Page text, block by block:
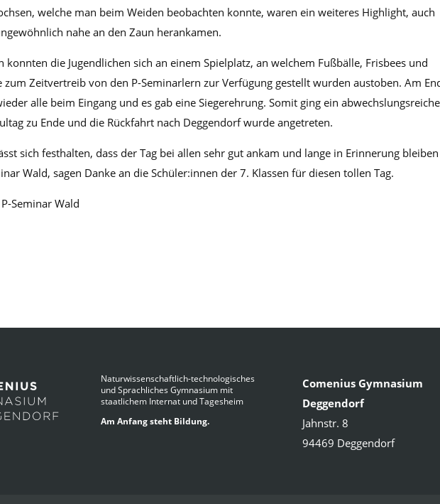
welche man beim Weiden beobachten konnte, waren ein weiteres Highlight, auch
nahe an den Zaun herankamen.
konnten die Jugendlichen sich an einem Spielplatz, an welchem Fußbälle, Frisbees und
zum Zeitvertreib von den P-Seminarlern zur Verfügung gestellt wurden austoben. Am
alle beim Eingang und es gab eine Siegerehrung. Somit ging ein
zu Ende und die Rückfahrt nach Deggendorf wurde angetreten.
sich festhalten, dass der Tag bei allen sehr gut ankam und lange in Erinnerung bleiben
Wald, sagen Danke an die Schüler:innen der 7. Klassen für diesen tollen Tag.
Seminar Wald
Naturwissenschaftlich-technologisches
und Sprachliches Gymnasium mit
staatlichem Internat und Tagesheim
Am Anfang steht Bildung.
Comenius Gymnasium
Deggendorf
Jahnstr. 8
94469 Deggendorf